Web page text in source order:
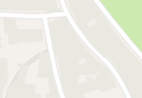
Cestee